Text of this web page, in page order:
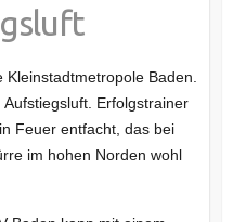
Baden.
Erfolgstrainer
Feuer entfacht, das bei
im hohen Norden wohl